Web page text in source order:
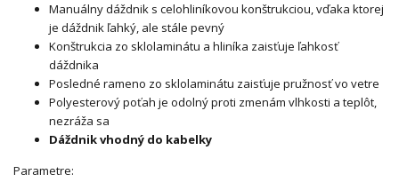
Manuálny dáždnik s celohliníkovou konštrukciou, vďaka ktorej
je dáždnik ľahký, ale stále pevný
Konštrukcia zo sklolaminátu a hliníka zaisťuje ľahkosť
dáždnika
Posledné rameno zo sklolaminátu zaisťuje pružnosť vo vetre
Polyesterový poťah je odolný proti zmenám vlhkosti a teplôt,
nezráža sa
Dáždnik vhodný do kabelky
Parametre: